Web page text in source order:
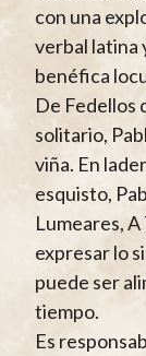
con una
verbal latina
benéfica
De Fedellos
solitario,
viña. En
esquisto,
Lumeares,
expresar lo
puede ser
tiempo.
Es